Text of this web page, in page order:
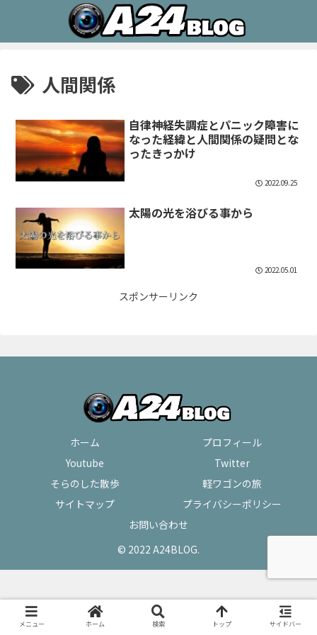
人間関係
自律神経失調症とパニック障害に
なった経緯と人間関係の疑問とな
ったきっかけ
2022.09.25
太陽の光を浴びる事から
2022.05.01
スポンサーリンク
ホーム
プロフィール
Youtube
Twitter
そらのした散歩
軽ワゴンの旅
サイトマップ
プライバシーポリシー
お問い合わせ
© 2022 A24BLOG.
メニュー ホーム 検索 トップ サイドバー